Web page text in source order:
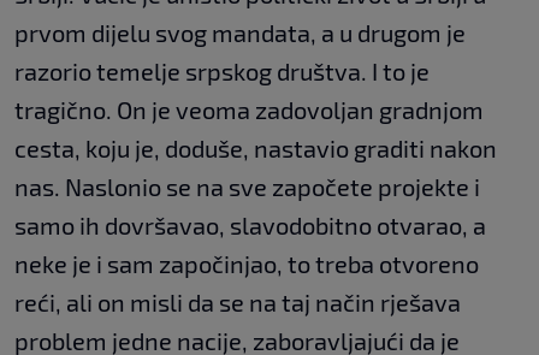
prvom dijelu svog mandata, a u drugom je
razorio temelje srpskog društva. I to je
tragično. On je veoma zadovoljan gradnjom
cesta, koju je, doduše, nastavio graditi nakon
nas. Naslonio se na sve započete projekte i
samo ih dovršavao, slavodobitno otvarao, a
neke je i sam započinjao, to treba otvoreno
reći, ali on misli da se na taj način rješava
problem jedne nacije, zaboravljajući da je